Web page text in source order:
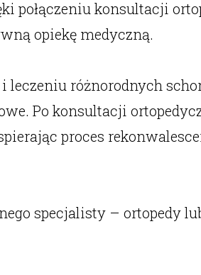
połączeniu konsultacji
opiekę medyczną.
leczeniu różnorodnych
Po konsultacji
proces
specjalisty – ortopedy